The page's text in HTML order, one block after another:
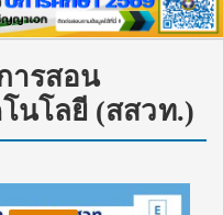
ารสอน
นโลยี (สสวท.)